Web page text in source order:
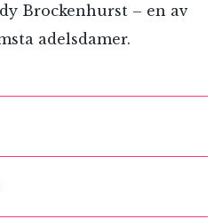
Brockenhurst – en av
adelsdamer.